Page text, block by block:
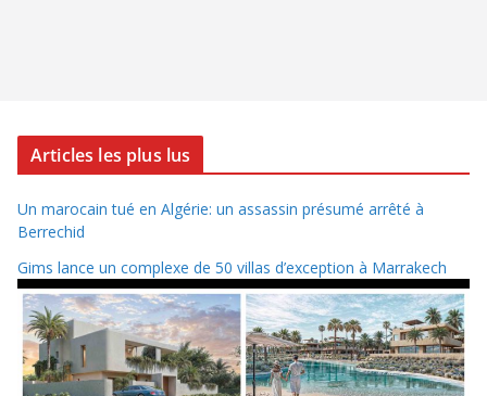
Articles les plus lus
Un marocain tué en Algérie: un assassin présumé arrêté à
Berrechid
Gims lance un complexe de 50 villas d’exception à Marrakech